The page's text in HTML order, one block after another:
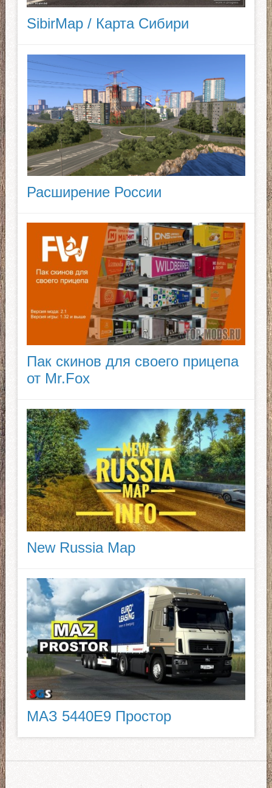
SibirMap / Карта Сибири
Расширение России
Пак скинов для своего прицепа
от Mr.Fox
New Russia Map
МАЗ 5440E9 Простор